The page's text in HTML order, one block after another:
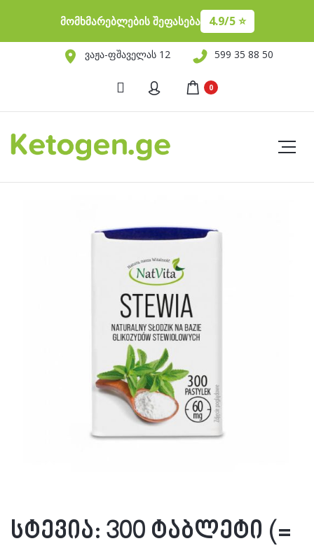
მომხმარებლების შეფასება 4.9/5 ⭐️
ვაჟა-ფშაველას 12 599 35 88 50
0
სტევია: 300 ტაბლეტი (=